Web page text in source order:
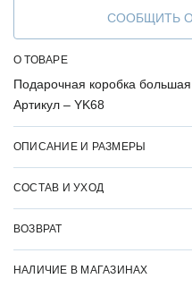
СООБЩИТЬ
О ТОВАРЕ
Подарочная коробка
Артикул – YK68
ОПИСАНИЕ И РАЗМЕРЫ
СОСТАВ И УХОД
ВОЗВРАТ
НАЛИЧИЕ В МАГАЗИНАХ